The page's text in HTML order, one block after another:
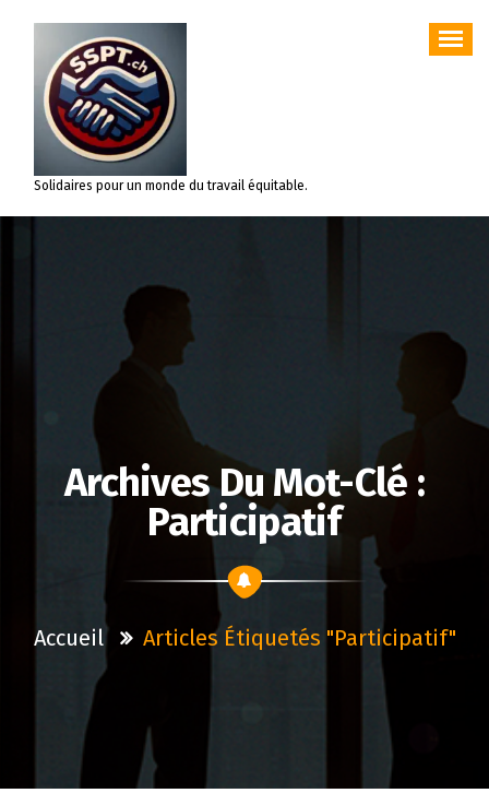
contenu
Solidaires pour un monde du travail équitable.
Archives Du Mot-Clé :
Participatif
Accueil Articles Étiquetés "participatif"